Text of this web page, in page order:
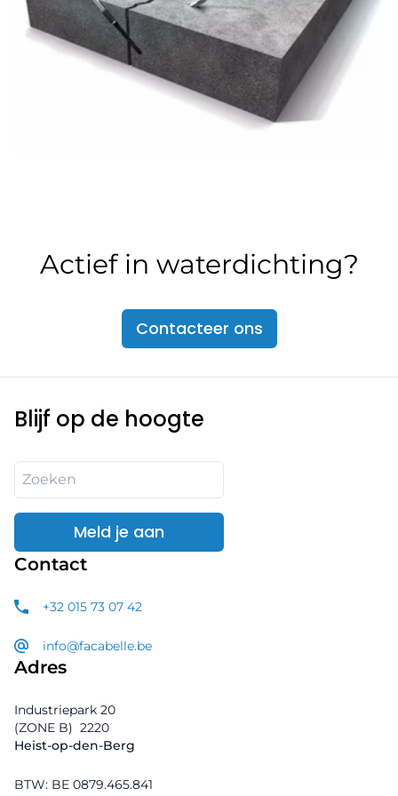
Actief in waterdichting?
Contacteer ons
Blijf op de hoogte
Meld je aan
Contact
+32 015 73 07 42
info@facabelle.be
Adres
Industriepark 20
(ZONE B) 2220
Heist-op-den-Berg
BTW: BE 0879.465.841